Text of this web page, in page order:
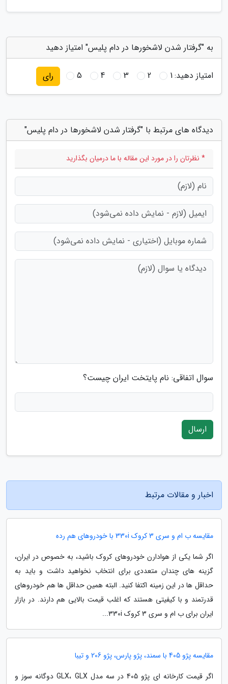
به "گرفتار شدن لاشخورها در دام پلیس" امتیاز دهید
امتیاز دهید:1
2
3
4
5 رای
دیدگاه های مرتبط با "گرفتار شدن لاشخورها در دام پلیس"
* نظرتان را در مورد این مقاله با ما درمیان بگذارید
سوال اتفاقی: نام پایتخت ایران چیست؟
ارسال
اخبار و مقالات مرتبط
مقایسه ب ام و سری 3 کروک 330i با خودروهای هم رده
اگر شما یکی از هوادارن خودروهای کروک باشید، به خصوص در ایران،
گزینه های چندان متعددی برای انتخاب نخواهید داشت و باید به
حداقل ها در این زمینه اکتفا کنید. البته همین حداقل ها هم خودروهای
قدرتمند و با کیفیتی هستند که اغلب قیمت بالایی هم دارند. در بازار
ایران برای ب ام و سری 3 کروک 330i...
مقایسه پژو 405 با سمند، پژو پارس، پژو 206 و تیبا
اگر قیمت کارخانه ای پژو 405 در سه مدل GLX، GLX دوگانه سوز و